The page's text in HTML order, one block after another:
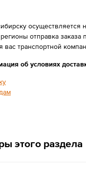
осуществляется
отправка заказа
транспортной
об условиях
этого раздела